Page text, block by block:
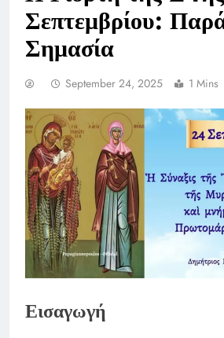
Σεπτεμβρίου:
Σημασία
September 24, 2025 1 Mins
Εισαγωγή